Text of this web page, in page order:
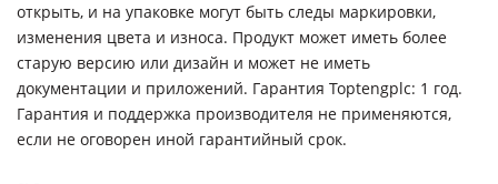
открыть, и на упаковке могут быть следы маркировки,
изменения цвета и износа. Продукт может иметь более
старую версию или дизайн и может не иметь
документации и приложений. Гарантия Toptengplc: 1 год.
Гарантия и поддержка производителя не применяются,
если не оговорен иной гарантийный срок.